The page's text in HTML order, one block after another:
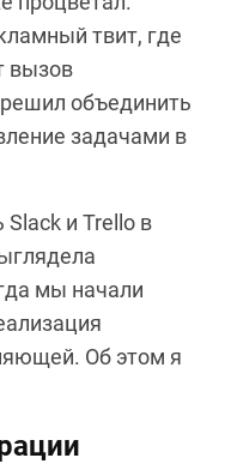
твит, где
вызов
объединить
задачами в
Slack и Trello в
мы начали
Об этом я